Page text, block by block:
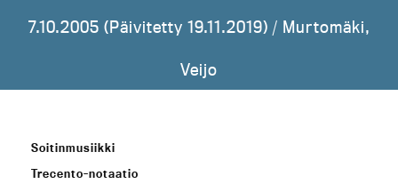
7.10.2005 (Päivitetty 19.11.2019) / Murtomäki,
Veijo
Soitinmusiikki
Trecento-notaatio